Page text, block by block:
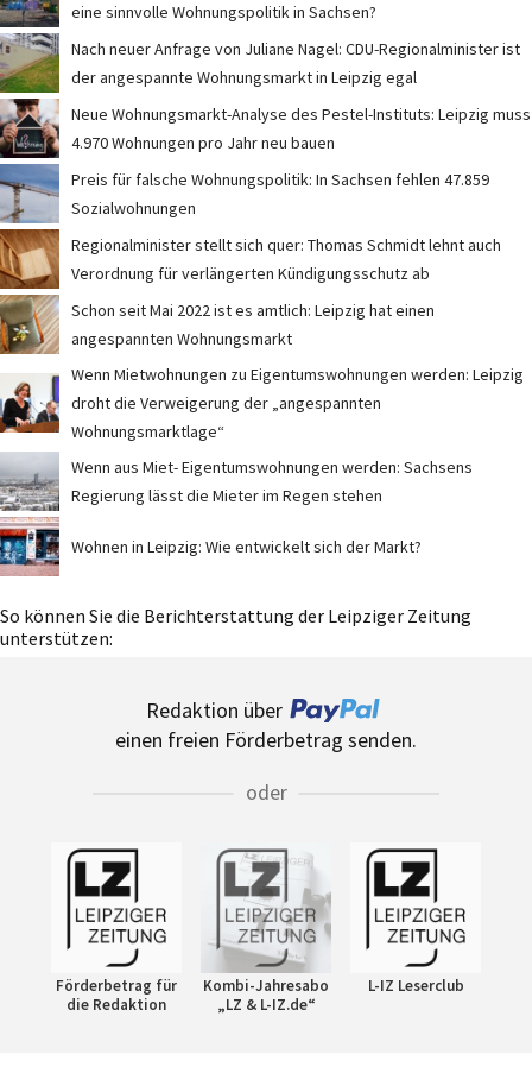
eine sinnvolle Wohnungspolitik in Sachsen?
Nach neuer Anfrage von Juliane Nagel: CDU-Regionalminister ist
der angespannte Wohnungsmarkt in Leipzig egal
Neue Wohnungsmarkt-Analyse des Pestel-Instituts: Leipzig muss
4.970 Wohnungen pro Jahr neu bauen
Preis für falsche Wohnungspolitik: In Sachsen fehlen 47.859
Sozialwohnungen
Regionalminister stellt sich quer: Thomas Schmidt lehnt auch
Verordnung für verlängerten Kündigungsschutz ab
Schon seit Mai 2022 ist es amtlich: Leipzig hat einen
angespannten Wohnungsmarkt
Wenn Mietwohnungen zu Eigentumswohnungen werden: Leipzig
droht die Verweigerung der „angespannten
Wohnungsmarktlage“
Wenn aus Miet- Eigentumswohnungen werden: Sachsens
Regierung lässt die Mieter im Regen stehen
Wohnen in Leipzig: Wie entwickelt sich der Markt?
So können Sie die Berichterstattung der Leipziger Zeitung
unterstützen:
Redaktion über
einen freien Förderbetrag senden.
oder
Förderbetrag für
die Redaktion
Kombi-Jahresabo
„LZ & L-IZ.de“
L-IZ Leserclub